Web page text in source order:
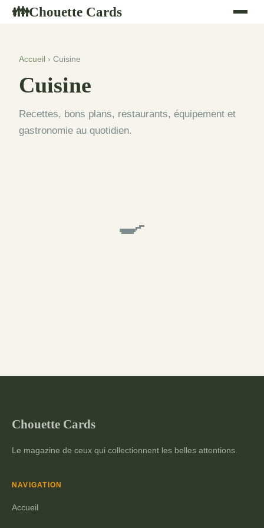
👪Chouette Cards
Accueil › Cuisine
Cuisine
Recettes, bons plans, restaurants, équipement et
gastronomie au quotidien.
🍳
Chouette Cards
Le magazine de ceux qui collectionnent les belles attentions.
NAVIGATION
Accueil